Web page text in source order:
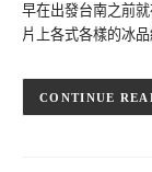
早在出發台南之前
片上各式各樣的冰
CONTINUE